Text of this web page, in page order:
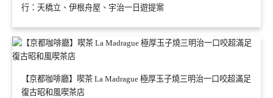
行：天橋立、伊根舟屋、宇治一日遊提案
【京都咖啡廳】喫茶 La Madrague 極厚玉子燒三明治一口咬超滿足
復古昭和風喫茶店